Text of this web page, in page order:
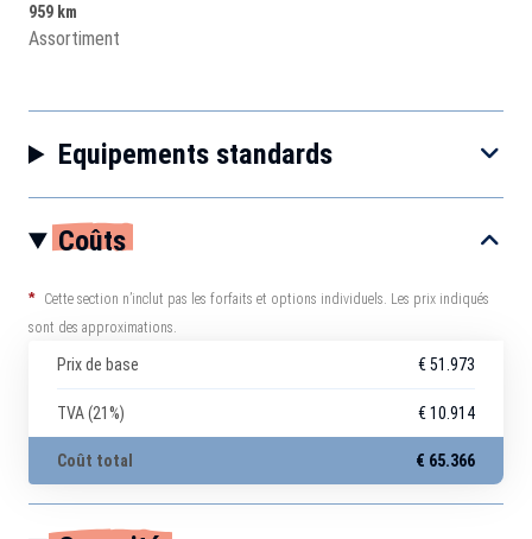
959 km
Assortiment
Equipements standards
Coûts
*
Cette section n’inclut pas les forfaits et options individuels. Les prix indiqués
sont des approximations.
Prix de base € 51.973
TVA (21%) € 10.914
Coût total € 65.366